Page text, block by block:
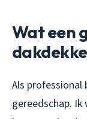
Wat een
Als professional
gereedschap.